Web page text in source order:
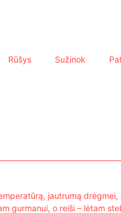
Rūšys Sužinok
jautrumą
o reiši – lėtam